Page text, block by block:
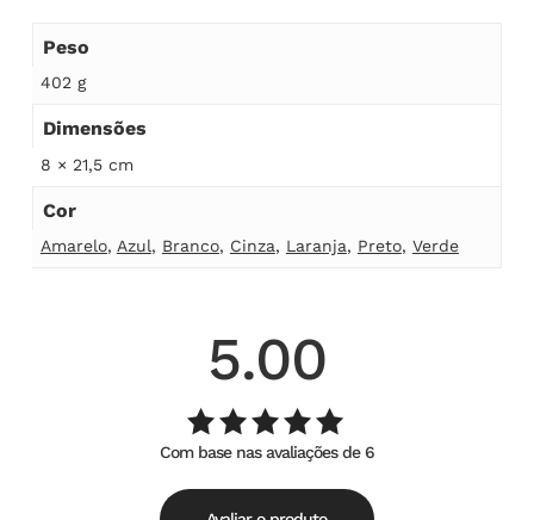
Peso
402 g
Dimensões
8 × 21,5 cm
Cor
Amarelo, Azul, Branco, Cinza, Laranja, Preto, Verde
5.00
Avaliação
5.00de
Com base nas avaliações de 6